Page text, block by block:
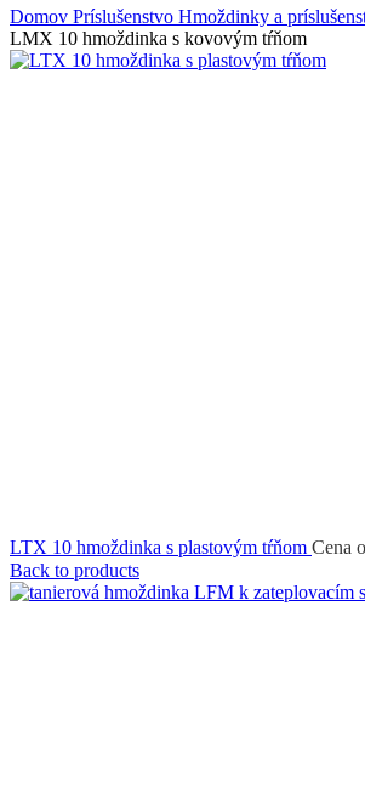
Domov Príslušenstvo Hmoždinky a
LMX 10 hmoždinka s kovovým tŕňom
LTX 10 hmoždinka s plastovým tŕňom Cena
Back to products